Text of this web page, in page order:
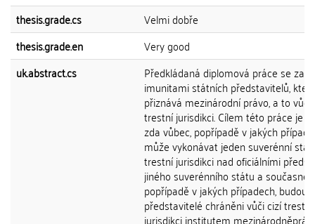
thesis.grade.cs
Velmi dobře
thesis.grade.en
Very good
uk.abstract.cs
Předkládaná diplomová práce se
imunitami státních představitelů,
přiznává mezinárodní právo, a to vůči
trestní jurisdikci. Cílem této práce je
zda vůbec, popřípadě v jakých
může vykonávat jeden suverénní
trestní jurisdikci nad oficiálními
jiného suverénního státu a současně
popřípadě v jakých případech, budou
představitelé chráněni vůči cizí trestní
jurisdikci institutem